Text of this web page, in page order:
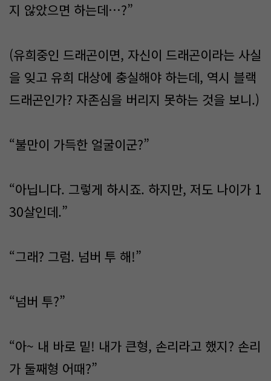
지 않았으면 하는데…?”
(유희중인 드래곤이면, 자신이 드래곤이라는 사실
을 잊고 유희 대상에 충실해야 하는데, 역시 블랙
드래곤인가? 자존심을 버리지 못하는 것을 보니.)
“불만이 가득한 얼굴이군?”
“아닙니다. 그렇게 하시죠. 하지만, 저도 나이가 1
30살인데.”
“그래? 그럼. 넘버 투 해!”
“넘버 투?”
“아~ 내 바로 밑! 내가 큰형, 손리라고 했지? 손리
가 둘째형 어때?”